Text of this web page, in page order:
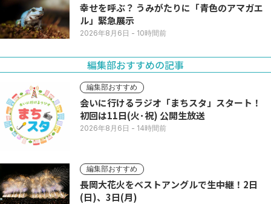
幸せを呼ぶ？ うみがたりに「青色のアマガエ
ル」緊急展示
2026年8月6日 - 10時間前
編集部おすすめの記事
編集部おすすめ
会いに行けるラジオ「まちスタ」スタート！
初回は11日(火･祝) 公開生放送
2026年8月6日 - 14時間前
編集部おすすめ
長岡大花火をベストアングルで生中継！2日
(日)、3日(月)